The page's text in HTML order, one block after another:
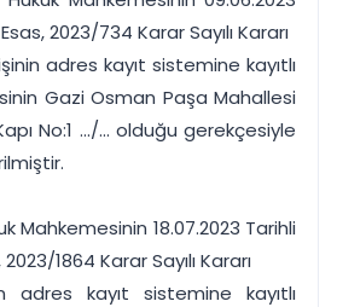
2023/734 Karar Sayılı Kararı
adres kayıt sistemine kayıtlı
Gazi Osman Paşa Mahallesi
No:1 .../... olduğu gerekçesiyle
Mahkemesinin 18.07.2023 Tarihli
1864 Karar Sayılı Kararı
adres kayıt sistemine kayıtlı